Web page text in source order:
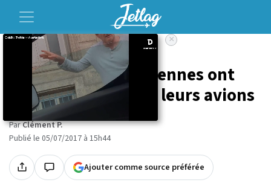
Voyage
10 compagnies aériennes ont
installé le wifi dans leurs avions
ParClément P.
Publié le 05/07/2017 à 15h44
Ajouter comme source préférée
×